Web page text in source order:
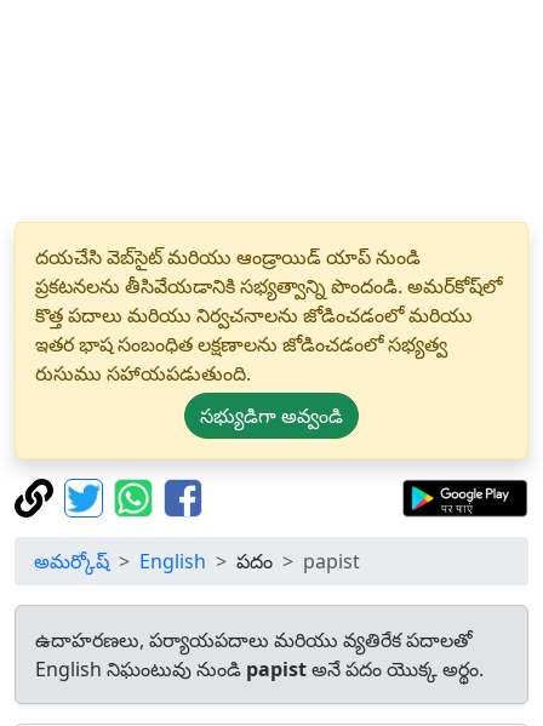
దయచేసి వెబ్‌సైట్ మరియు ఆండ్రాయిడ్ యాప్ నుండి
ప్రకటనలను తీసివేయడానికి సభ్యత్వాన్ని పొందండి. అమర్‌కోష్‌లో
కొత్త పదాలు మరియు నిర్వచనాలను జోడించడంలో మరియు
ఇతర భాష సంబంధిత లక్షణాలను జోడించడంలో సభ్యత్వ
రుసుము సహాయపడుతుంది.
సభ్యుడిగా అవ్వండి
అమర్కోష్ English పదం papist
ఉదాహరణలు, పర్యాయపదాలు మరియు వ్యతిరేక పదాలతో
English నిఘంటువు నుండి papistఅనే పదం యొక్క అర్థం.